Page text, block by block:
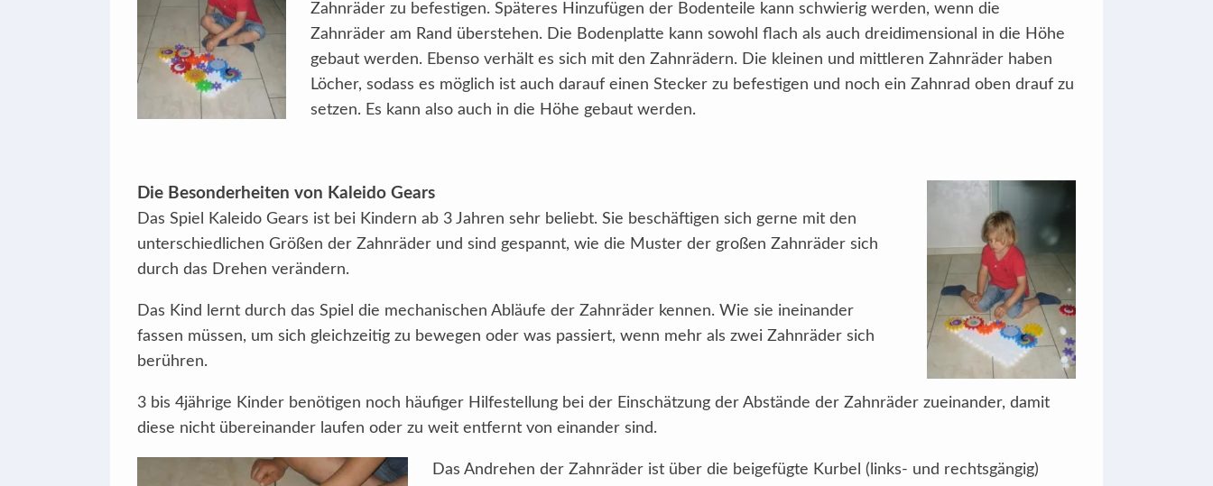
Zahnräder zu befestigen. Späteres Hinzufügen der Bodenteile kann schwierig werden, wenn die
Zahnräder am Rand überstehen. Die Bodenplatte kann sowohl flach als auch dreidimensional in die Höhe
gebaut werden. Ebenso verhält es sich mit den Zahnrädern. Die kleinen und mittleren Zahnräder haben
Löcher, sodass es möglich ist auch darauf einen Stecker zu befestigen und noch ein Zahnrad oben drauf zu
setzen. Es kann also auch in die Höhe gebaut werden.
Die Besonderheiten von Kaleido Gears
Das Spiel Kaleido Gears ist bei Kindern ab 3 Jahren sehr beliebt. Sie beschäftigen sich gerne mit den
unterschiedlichen Größen der Zahnräder und sind gespannt, wie die Muster der großen Zahnräder sich
durch das Drehen verändern.
Das Kind lernt durch das Spiel die mechanischen Abläufe der Zahnräder kennen. Wie sie ineinander
fassen müssen, um sich gleichzeitig zu bewegen oder was passiert, wenn mehr als zwei Zahnräder sich
berühren.
3 bis 4jährige Kinder benötigen noch häufiger Hilfestellung bei der Einschätzung der Abstände der Zahnräder zueinander, damit
diese nicht übereinander laufen oder zu weit entfernt von einander sind.
Das Andrehen der Zahnräder ist über die beigefügte Kurbel (links- und rechtsgängig)